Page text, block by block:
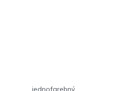
jednofarebný